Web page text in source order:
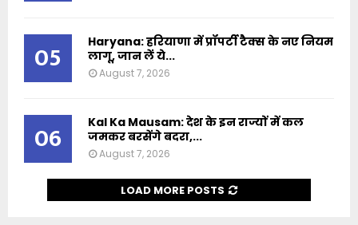
05
Haryana: हरियाणा में प्रॉपर्टी टैक्स के नए नियम
लागू, जान लें ये...
August 7, 2026
06
Kal Ka Mausam: देश के इन राज्यों में कल
जमकर बरसेंगे बदरा,...
August 7, 2026
LOAD MORE POSTS